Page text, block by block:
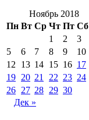
Ноябрь 2018
Пн Вт Ср Чт Пт Сб
1
2 3
5
6 7 8 9 10
12
13 14 15 16 17
19 20 21 22 23 24
26 27 28 29 30
Дек »